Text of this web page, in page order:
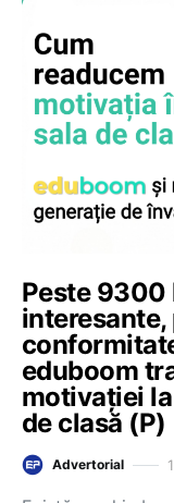
Peste 9300
eduboom
motivației
de clasă (P)
Advertorial